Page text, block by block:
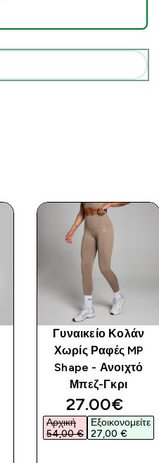
Γυναικείο Κολάν
Χωρίς Ραφές MP
Shape - Ανοιχτό
Μπεζ-Γκρι
discounted
27.00€‎
Αρχική
54,00 €‎
Εξοικονομείτε
27,00 €‎